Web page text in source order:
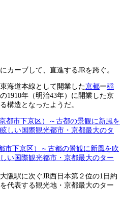
カーブして、直進するJRを跨ぐ。
海道本線として開業した京都ー稲
1910年（明治43年）に開業した京
構造となったようだ。
市下京区）～古都の景観に新風を吹
い国際観光都市・京都最大のター
阪駅に次ぐJR西日本第２位の1日約
代表する観光地・京都最大のター